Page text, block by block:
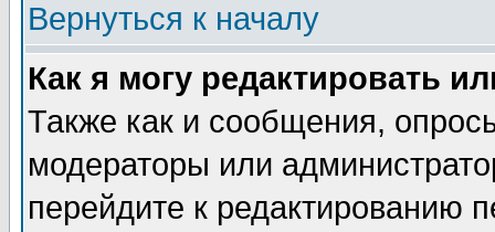
Вернуться к началу
Как я могу редактировать
Также как и сообщения,
модераторы или
перейдите к редактированию